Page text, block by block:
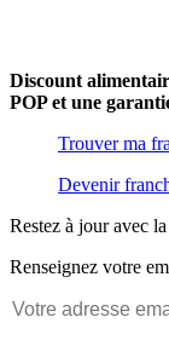
Discount
POP et une
Trouver ma
Devenir
Restez à jour avec
Renseignez votre